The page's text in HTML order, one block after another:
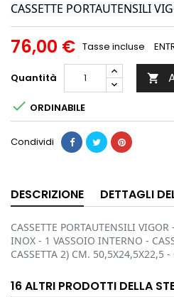
CASSETTE PORTAUTENSILI
76,00 € Tasse incluse
Quantità 
 ORDINABILE
Condividi
DESCRIZIONE DETTAGLI
CASSETTE PORTAUTENSILI
INOX - 1 VASSOIO INTERNO -
CASSETTA 2) CM. 50,5X24,5X22,5
16 ALTRI PRODOTTI DELLA